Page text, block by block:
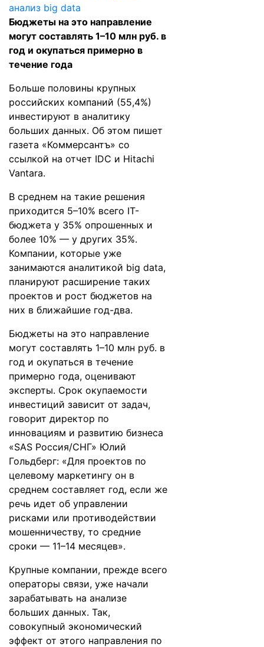
Бюджеты на это направление
могут составлять 1–10 млн руб. в
год и окупаться примерно в
течение года
Больше половины крупных
российских компаний (55,4%)
инвестируют в аналитику
больших данных. Об этом пишет
газета «Коммерсантъ» со
ссылкой на отчет IDC и Hitachi
Vantara.
В среднем на такие решения
приходится 5–10% всего IT-
бюджета у 35% опрошенных и
более 10% — у других 35%.
Компании, которые уже
занимаются аналитикой big data,
планируют расширение таких
проектов и рост бюджетов на
них в ближайшие год-два.
Бюджеты на это направление
могут составлять 1–10 млн руб. в
год и окупаться в течение
примерно года, оценивают
эксперты. Срок окупаемости
инвестиций зависит от задач,
говорит директор по
инновациям и развитию бизнеса
«SAS Россия/СНГ» Юлий
Гольдберг: «Для проектов по
целевому маркетингу он в
среднем составляет год, если же
речь идет об управлении
рисками или противодействии
мошенничеству, то средние
сроки — 11–14 месяцев».
Крупные компании, прежде всего
операторы связи, уже начали
зарабатывать на анализе
больших данных. Так,
совокупный экономический
эффект от этого направления по